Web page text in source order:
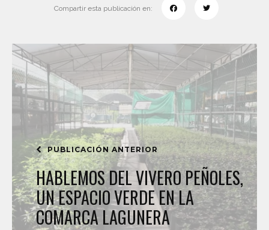
Compartir esta publicación en:
PUBLICACIÓN ANTERIOR
HABLEMOS DEL VIVERO PEÑOLES,
UN ESPACIO VERDE EN LA
COMARCA LAGUNERA